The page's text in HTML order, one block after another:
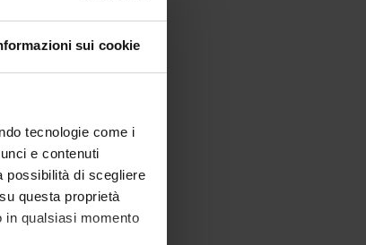
sui cookie
tecnologie come i
e contenuti
possibilità di scegliere
questa proprietà
in qualsiasi momento